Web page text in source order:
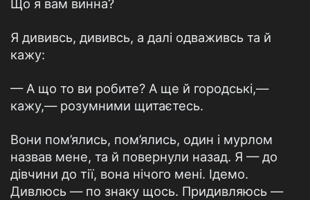
Що я вам винна?
Я дививсь, дививсь, а далі одваживсь та й
кажу:
— А що то ви робите? А ще й городські,—
кажу,— розумними щитаєтесь.
Вони пом’ялись, пом’ялись, один і мурлом
назвав мене, та й повернули назад. Я — до
дівчини до тії, вона нічого мені. Ідемо.
Дивлюсь — по знаку щось. Придивляюсь —